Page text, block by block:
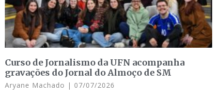
Curso de Jornalismo da UFN acompanha
gravações do Jornal do Almoço de SM
Aryane Machado 07/07/2026